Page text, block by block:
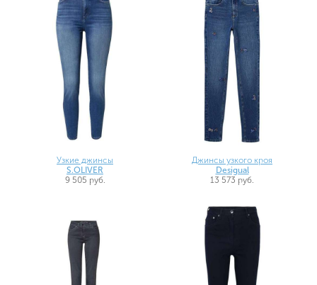
Узкие джинсы
S.OLIVER
9 505 руб.
Джинсы узкого кроя
Desigual
13 573 руб.